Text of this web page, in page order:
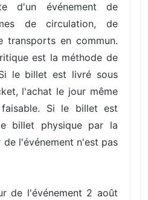
d'un événement de
de circulation, de
transports en commun.
est la méthode de
le billet est livré sous
l'achat le jour même
Si le billet est
billet physique par la
l'événement n'est pas
de l'événement 2 août